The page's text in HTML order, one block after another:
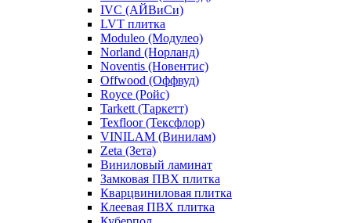
IVC (АЙВиСи)
LVT плитка
Moduleo (Модулео)
Norland (Норланд)
Noventis (Новентис)
Offwood (Оффвуд)
Royce (Ройс)
Tarkett (Таркетт)
Texfloor (Тексфлор)
VINILAM (Винилам)
Zeta (Зета)
Виниловый ламинат
Замковая ПВХ плитка
Кварцвиниловая плитка
Клеевая ПВХ плитка